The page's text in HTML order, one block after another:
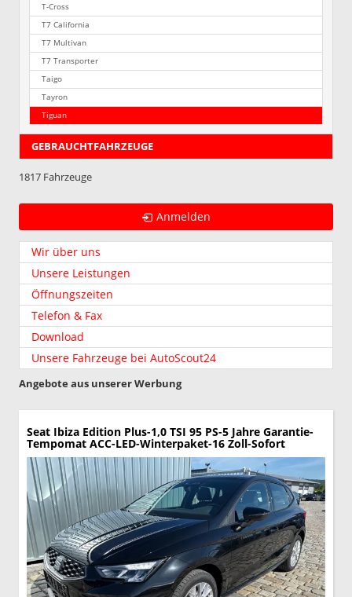
T-Cross
T7 California
T7 Multivan
T7 Transporter
Taigo
Tayron
Tiguan
GEBRAUCHTFAHRZEUGE
1817 Fahrzeuge
Anmelden
Wir über uns
Unsere Leistungen
Öffnungszeiten
Telefon & Fax
Download
Unsere Fahrzeuge bei AutoScout24
Angebote aus unserer Werbung
Seat Ibiza Edition Plus-1,0 TSI 95 PS-5 Jahre Garantie-
Tempomat ACC-LED-Winterpaket-16 Zoll-Sofort